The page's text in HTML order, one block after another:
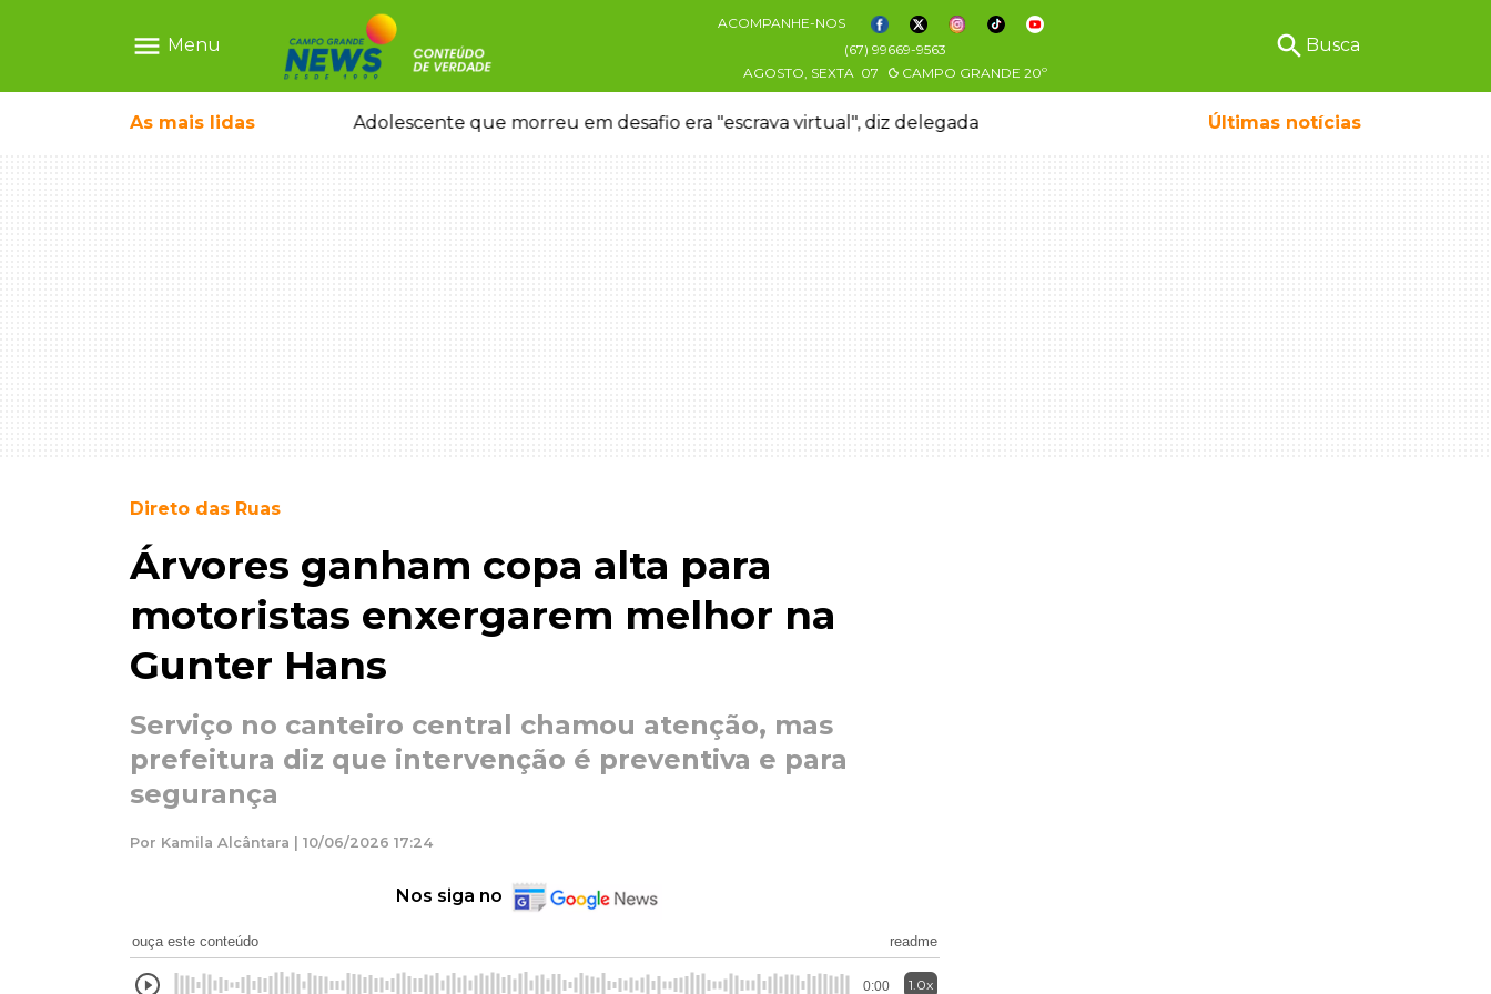
menu Menu
ACOMPANHE-NOS
(67) 99669-9563
AGOSTO, SEXTA 07 CAMPO GRANDE 20º
search Busca
As mais lidas
ruas em temporal no interior Adolescente que morreu em desafio era "escrava virtual", diz delegada Últimas notícias
Direto das Ruas
Árvores ganham copa alta para
motoristas enxergarem melhor na
Gunter Hans
Serviço no canteiro central chamou atenção, mas
prefeitura diz que intervenção é preventiva e para
segurança
Por Kamila Alcântara | 10/06/2026 17:24
Nos siga no
ouça este conteúdo readme
0:00 1.0x